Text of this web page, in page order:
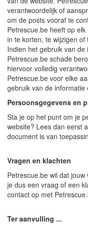
verantwoordelijk of
om de posts vooraf te
Petrescue.be heeft op
in te korten, te wijzigen of
Indien het gebruik van
Petrescue.be schade
hiervoor volledig
Petrescue.be voor elke
gebruik van de informatie
Persoonsgegevens en
Sta je op het punt om je
website? Lees dan eerst
document is van
Vragen en klachten
Petrescue.be wil dat
je dus een vraag of een
contact op met
Ter aanvulling ...